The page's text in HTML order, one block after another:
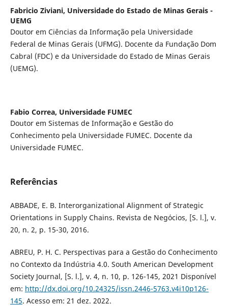
Fabricio Ziviani, Universidade do Estado de Minas Gerais -
UEMG
Doutor em Ciências da Informação pela Universidade
Federal de Minas Gerais (UFMG). Docente da Fundação Dom
Cabral (FDC) e da Universidade do Estado de Minas Gerais
(UEMG).
Fabio Correa, Universidade FUMEC
Doutor em Sistemas de Informação e Gestão do
Conhecimento pela Universidade FUMEC. Docente da
Universidade FUMEC.
Referências
ABBADE, E. B. Interorganizational Alignment of Strategic
Orientations in Supply Chains. Revista de Negócios, [S. l.], v.
20, n. 2, p. 15-30, 2016.
ABREU, P. H. C. Perspectivas para a Gestão do Conhecimento
no Contexto da Indústria 4.0. South American Development
Society Journal, [S. l.], v. 4, n. 10, p. 126-145, 2021 Disponível
em: http://dx.doi.org/10.24325/issn.2446-5763.v4i10p126-
145. Acesso em: 21 dez. 2022.